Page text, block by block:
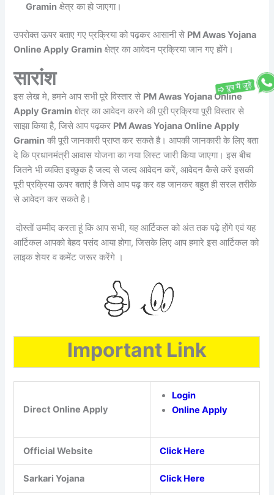
Gramin क्षेत्र का हो जाएगा।
उपरोक्त ऊपर बताए गए प्रक्रिया को पढ़कर आसानी से PM Awas Yojana
Online Apply Gramin क्षेत्र का आवेदन प्रक्रिया जान गए होंगे।
सारांश
इस लेख मे, हमने आप सभी पूरे विस्तार से PM Awas Yojana Online
Apply Gramin क्षेत्र का आवेदन करने की पूरी प्रक्रिया पूरी विस्तार से
साझा किया है, जिसे आप पढ़कर PM Awas Yojana Online Apply
Gramin की पूरी जानकारी प्राप्त कर सकते है। आपकी जानकारी के लिए बता
दे कि प्रधानमंत्री आवास योजना का नया लिस्ट जारी किया जाएगा। इस बीच
जितने भी व्यक्ति इच्छुक है जल्द से जल्द आवेदन करें, आवेदन कैसे करें इसकी
पूरी प्रक्रिया ऊपर बताएं है जिसे आप पढ़ कर वह जानकर बहुत ही सरल तरीके
से आवेदन कर सकते है।
दोस्तों उम्मीद करता हूं कि आप सभी, यह आर्टिकल को अंत तक पढ़े होंगे एवं यह
आर्टिकल आपको बेहद पसंद आया होगा, जिसके लिए आप हमारे इस आर्टिकल को
लाइक शेयर व कमेंट जरूर करेंगे ।
Important Link
Direct Online Apply
Login
Online Apply
Official Website Click Here
Sarkari Yojana Click Here